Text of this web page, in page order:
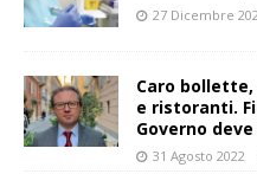
27 Dicembre
Caro
e ristoranti.
Governo
31 Agosto 2022